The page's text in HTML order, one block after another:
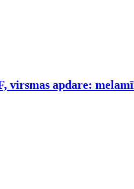
apdare: